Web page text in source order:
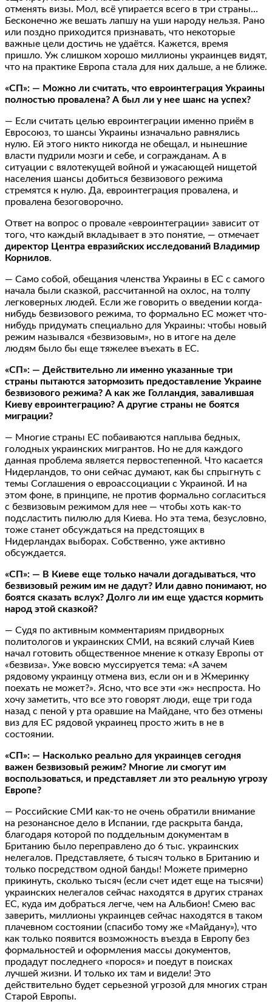
отменять визы. Мол, всё упирается всего в три страны…
Бесконечно же вешать лапшу на уши народу нельзя. Рано
или поздно приходится признавать, что некоторые
важные цели достичь не удаётся. Кажется, время
пришло. Уж слишком хорошо миллионы украинцев видят,
что на практике Европа стала для них дальше, а не ближе.
«СП»: — Можно ли считать, что евроинтеграция Украины
полностью провалена? А был ли у нее шанс на успех?
— Если считать целью евроинтеграции именно приём в
Евросоюз, то шансы Украины изначально равнялись
нулю. Ей этого никто никогда не обещал, и нынешние
власти пудрили мозги и себе, и согражданам. А в
ситуации с вялотекущей войной и ужасающей нищетой
населения шансы добиться безвизового режима
стремятся к нулю. Да, евроинтеграция провалена, и
провалена безоговорочно.
Ответ на вопрос о провале «евроинтеграции» зависит от
того, что каждый вкладывает в это понятие, — отмечает
директор Центра евразийских исследований Владимир
Корнилов.
— Само собой, обещания членства Украины в ЕС с самого
начала были сказкой, рассчитанной на охлос, на толпу
легковерных людей. Если же говорить о введении когда-
нибудь безвизового режима, то формально ЕС может что-
нибудь придумать специально для Украины: чтобы новый
режим назывался «безвизовым», но в итоге на деле
людям было бы еще тяжелее въехать в ЕС.
«СП»: — Действительно ли именно указанные три
страны пытаются затормозить предоставление Украине
безвизового режима? А как же Голландия, завалившая
Киеву евроинтеграцию? А другие страны не боятся
миграции?
— Многие страны ЕС побаиваются наплыва бедных,
голодных украинских мигрантов. Но не для каждого
данная проблема является первостепенной. Что касается
Нидерландов, то они сейчас думают, как бы спрыгнуть с
темы Соглашения о евроассоциации с Украиной. И на
этом фоне, в принципе, не против формально согласиться
с безвизовым режимом для нее — чтобы хоть как-то
подсластить пилюлю для Киева. Но эта тема, безусловно,
тоже станет обсуждаться на предстоящих в
Нидерландах выборах. Собственно, уже активно
обсуждается.
«СП»: — В Киеве еще только начали догадываться, что
безвизовый режим им не дадут? Или давно понимают, но
боятся сказать вслух? Долго ли им еще удастся кормить
народ этой сказкой?
— Судя по активным комментариям придворных
политологов и украинских СМИ, на всякий случай Киев
начал готовить общественное мнение к отказу Европы от
«безвиза». Уже вовсю муссируется тема: «А зачем
рядовому украинцу отмена виз, если он и в Жмеринку
поехать не может?». Ясно, что все эти «ж» неспроста. Но
хочу заметить, что все это говорят люди, еще три года
назад с пеной у рта оравшие на Майдане, что без отмены
виз для ЕС рядовой украинец просто жить в не в
состоянии.
«СП»: — Насколько реально для украинцев сегодня
важен безвизовый режим? Многие ли смогут им
воспользоваться, и представляет ли это реальную угрозу
Европе?
— Российские СМИ как-то не очень обратили внимание
на резонансное дело в Испании, где раскрыта банда,
благодаря которой по поддельным документам в
Британию было переправлено до 6 тыс. украинских
нелегалов. Представляете, 6 тысяч только в Британию и
только посредством одной банды! Можете примерно
прикинуть, сколько тысяч (если счет идет еще на тысячи)
украинских нелегалов сейчас находятся в других странах
ЕС, куда им добраться легче, чем на Альбион! Смею вас
заверить, миллионы украинцев сейчас находятся в таком
плачевном состоянии (спасибо тому же «Майдану»), что
как только появится возможность въезда в Европу без
формальностей и оформления массы документов,
продадут последнего «порося» и поедут в поисках
лучшей жизни. И только их там и видели! Это
действительно будет серьезной угрозой для многих стран
Старой Европы.